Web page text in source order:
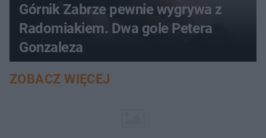
Górnik Zabrze pewnie wygrywa z
Radomiakiem. Dwa gole Petera
Gonzaleza
ZOBACZ WIĘCEJ